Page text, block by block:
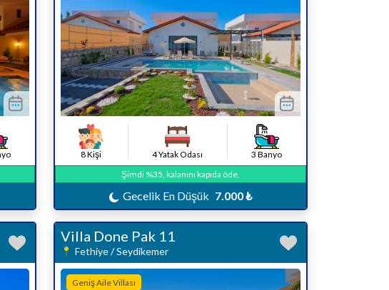
8 Kişi 4 Yatak Odası
3 Banyo
Şimdi %35, kalanını kapıda öde.
Gecelik En Düşük 7.000 ₺
Villa Done Pak 11
Fethiye / Seydikemer
Geniş Aile Villası